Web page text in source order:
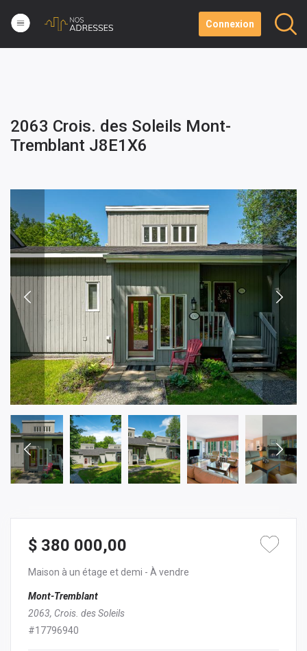
Connexion
2063 Crois. des Soleils Mont-
Tremblant J8E1X6
$ 380 000,00
Maison à un étage et demi - À vendre
Mont-Tremblant
2063, Crois. des Soleils
#17796940